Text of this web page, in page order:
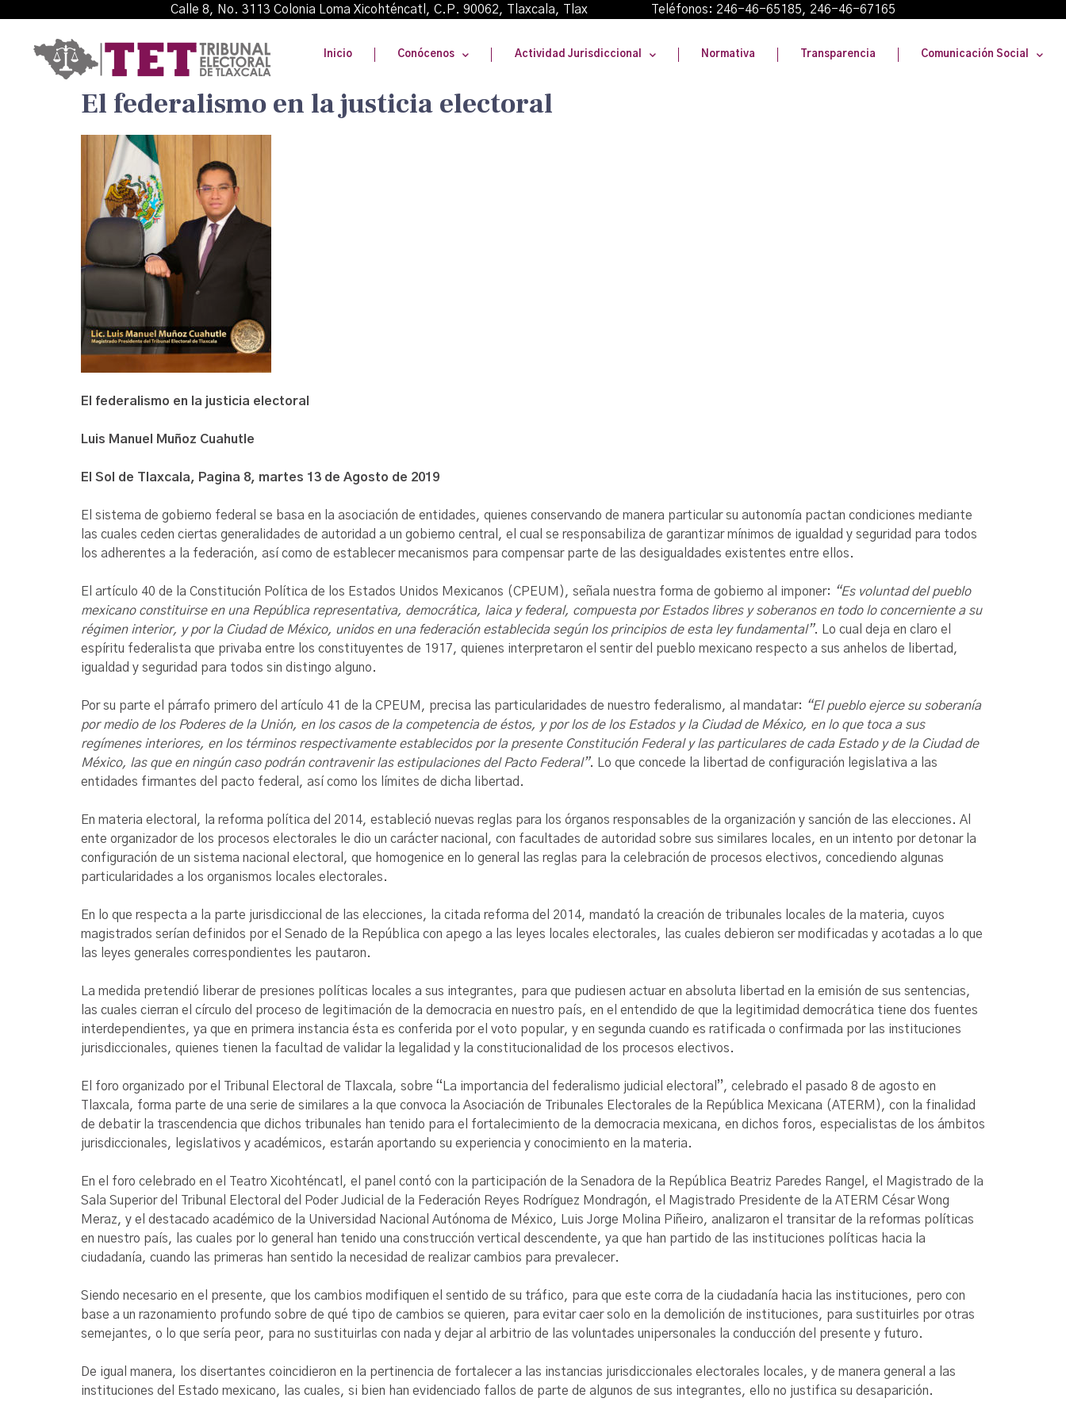
Calle 8, No. 3113 Colonia Loma Xicohténcatl, C.P. 90062, Tlaxcala, Tlax Teléfonos: 246-46-65185, 246-46-67165
Inicio Conócenos Actividad Jurisdiccional Normativa Transparencia Comunicación Social
El federalismo en la justicia electoral
El federalismo en la justicia electoral
Luis Manuel Muñoz Cuahutle
El Sol de Tlaxcala, Pagina 8, martes 13 de Agosto de 2019
El sistema de gobierno federal se basa en la asociación de entidades, quienes conservando de manera particular su autonomía pactan condiciones mediante
las cuales ceden ciertas generalidades de autoridad a un gobierno central, el cual se responsabiliza de garantizar mínimos de igualdad y seguridad para todos
los adherentes a la federación, así como de establecer mecanismos para compensar parte de las desigualdades existentes entre ellos.
El artículo 40 de la Constitución Política de los Estados Unidos Mexicanos (CPEUM), señala nuestra forma de gobierno al imponer: “Es voluntad del pueblo
mexicano constituirse en una República representativa, democrática, laica y federal, compuesta por Estados libres y soberanos en todo lo concerniente a su
régimen interior, y por la Ciudad de México, unidos en una federación establecida según los principios de esta ley fundamental”. Lo cual deja en claro el
espíritu federalista que privaba entre los constituyentes de 1917, quienes interpretaron el sentir del pueblo mexicano respecto a sus anhelos de libertad,
igualdad y seguridad para todos sin distingo alguno.
Por su parte el párrafo primero del artículo 41 de la CPEUM, precisa las particularidades de nuestro federalismo, al mandatar: “El pueblo ejerce su soberanía
por medio de los Poderes de la Unión, en los casos de la competencia de éstos, y por los de los Estados y la Ciudad de México, en lo que toca a sus
regímenes interiores, en los términos respectivamente establecidos por la presente Constitución Federal y las particulares de cada Estado y de la Ciudad de
México, las que en ningún caso podrán contravenir las estipulaciones del Pacto Federal”. Lo que concede la libertad de configuración legislativa a las
entidades firmantes del pacto federal, así como los límites de dicha libertad.
En materia electoral, la reforma política del 2014, estableció nuevas reglas para los órganos responsables de la organización y sanción de las elecciones. Al
ente organizador de los procesos electorales le dio un carácter nacional, con facultades de autoridad sobre sus similares locales, en un intento por detonar la
configuración de un sistema nacional electoral, que homogenice en lo general las reglas para la celebración de procesos electivos, concediendo algunas
particularidades a los organismos locales electorales.
En lo que respecta a la parte jurisdiccional de las elecciones, la citada reforma del 2014, mandató la creación de tribunales locales de la materia, cuyos
magistrados serían definidos por el Senado de la República con apego a las leyes locales electorales, las cuales debieron ser modificadas y acotadas a lo que
las leyes generales correspondientes les pautaron.
La medida pretendió liberar de presiones políticas locales a sus integrantes, para que pudiesen actuar en absoluta libertad en la emisión de sus sentencias,
las cuales cierran el círculo del proceso de legitimación de la democracia en nuestro país, en el entendido de que la legitimidad democrática tiene dos fuentes
interdependientes, ya que en primera instancia ésta es conferida por el voto popular, y en segunda cuando es ratificada o confirmada por las instituciones
jurisdiccionales, quienes tienen la facultad de validar la legalidad y la constitucionalidad de los procesos electivos.
El foro organizado por el Tribunal Electoral de Tlaxcala, sobre “La importancia del federalismo judicial electoral”, celebrado el pasado 8 de agosto en
Tlaxcala, forma parte de una serie de similares a la que convoca la Asociación de Tribunales Electorales de la República Mexicana (ATERM), con la finalidad
de debatir la trascendencia que dichos tribunales han tenido para el fortalecimiento de la democracia mexicana, en dichos foros, especialistas de los ámbitos
jurisdiccionales, legislativos y académicos, estarán aportando su experiencia y conocimiento en la materia.
En el foro celebrado en el Teatro Xicohténcatl, el panel contó con la participación de la Senadora de la República Beatriz Paredes Rangel, el Magistrado de la
Sala Superior del Tribunal Electoral del Poder Judicial de la Federación Reyes Rodríguez Mondragón, el Magistrado Presidente de la ATERM César Wong
Meraz, y el destacado académico de la Universidad Nacional Autónoma de México, Luis Jorge Molina Piñeiro, analizaron el transitar de la reformas políticas
en nuestro país, las cuales por lo general han tenido una construcción vertical descendente, ya que han partido de las instituciones políticas hacia la
ciudadanía, cuando las primeras han sentido la necesidad de realizar cambios para prevalecer.
Siendo necesario en el presente, que los cambios modifiquen el sentido de su tráfico, para que este corra de la ciudadanía hacia las instituciones, pero con
base a un razonamiento profundo sobre de qué tipo de cambios se quieren, para evitar caer solo en la demolición de instituciones, para sustituirles por otras
semejantes, o lo que sería peor, para no sustituirlas con nada y dejar al arbitrio de las voluntades unipersonales la conducción del presente y futuro.
De igual manera, los disertantes coincidieron en la pertinencia de fortalecer a las instancias jurisdiccionales electorales locales, y de manera general a las
instituciones del Estado mexicano, las cuales, si bien han evidenciado fallos de parte de algunos de sus integrantes, ello no justifica su desaparición.